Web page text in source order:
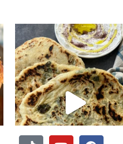
בעיני הוא הכי טעים שיש
לכל חובבי הקוקוס קומו